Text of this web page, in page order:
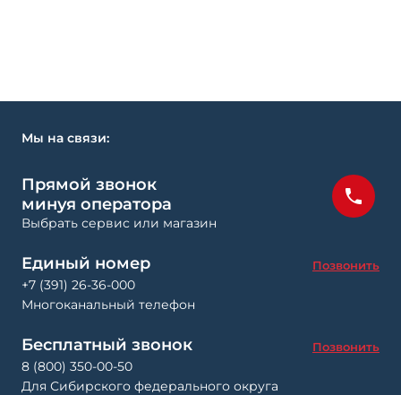
Мы на связи:
Прямой звонок
минуя оператора
Выбрать сервис или магазин
Единый номер Позвонить
+7 (391) 26-36-000
Многоканальный телефон
Бесплатный звонок Позвонить
8 (800) 350-00-50
Для Сибирского федерального округа